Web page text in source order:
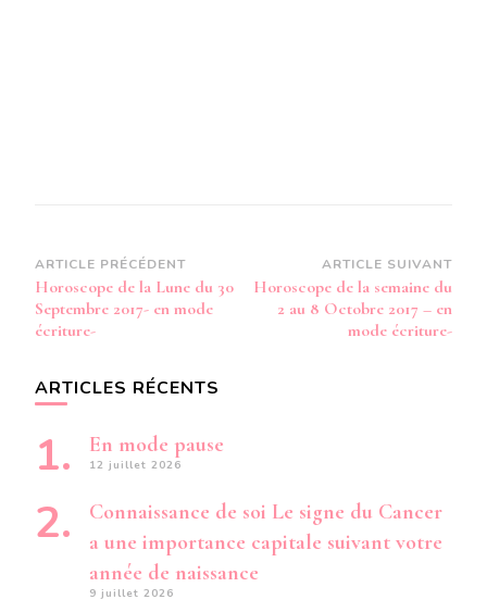
Navigation
d’article
ARTICLE PRÉCÉDENT
Horoscope de la Lune du 30
Septembre 2017- en mode
écriture-
ARTICLE SUIVANT
Horoscope de la semaine du
2 au 8 Octobre 2017 – en
mode écriture-
ARTICLES RÉCENTS
En mode pause
12 juillet 2026
Connaissance de soi Le signe du Cancer
a une importance capitale suivant votre
année de naissance
9 juillet 2026